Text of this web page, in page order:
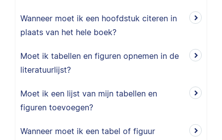
Wanneer moet ik een hoofdstuk citeren in
plaats van het hele boek?
Moet ik tabellen en figuren opnemen in de
literatuurlijst?
Moet ik een lijst van mijn tabellen en
figuren toevoegen?
Wanneer moet ik een tabel of figuur